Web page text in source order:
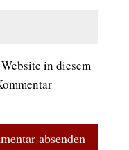
in diesem